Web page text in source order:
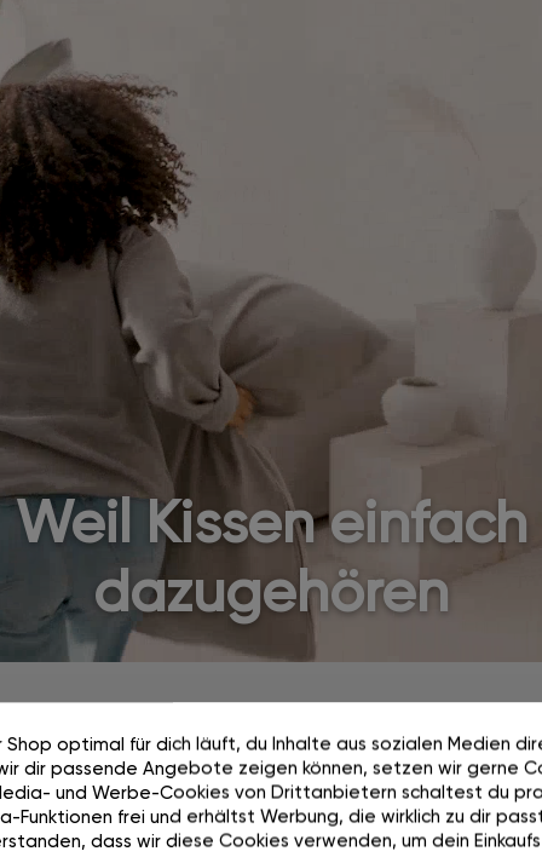
Weil Kissen einfach
dazugehören
100 Tage testen.
Shop optimal für dich läuft, du Inhalte aus sozialen Medien
dir passende Angebote zeigen können, setzen wir gerne
und Werbe-Cookies von Drittanbietern schaltest du
Funktionen frei und erhältst Werbung, die wirklich zu dir
dass wir diese Cookies verwenden, um dein